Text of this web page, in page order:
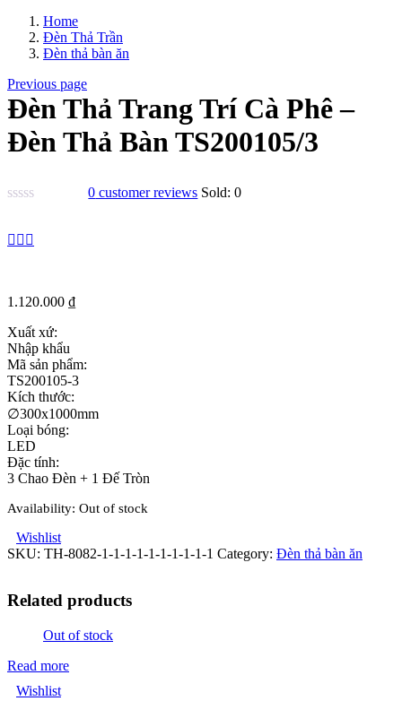
Home
Đèn Thả Trần
Đèn thả bàn ăn
Previous page
Đèn Thả Trang Trí Cà Phê –
Đèn Thả Bàn TS200105/3
0 customer reviews Sold:0
1.120.000 ₫
Xuất xứ:
Nhập khẩu
Mã sản phẩm:
TS200105-3
Kích thước:
∅300x1000mm
Loại bóng:
LED
Đặc tính:
3 Chao Đèn + 1 Đế Tròn
Availability: Out of stock
Wishlist
SKU: TH-8082-1-1-1-1-1-1-1-1-1-1 Category: Đèn thả bàn ăn
Related products
Out of stock
Read more
Wishlist